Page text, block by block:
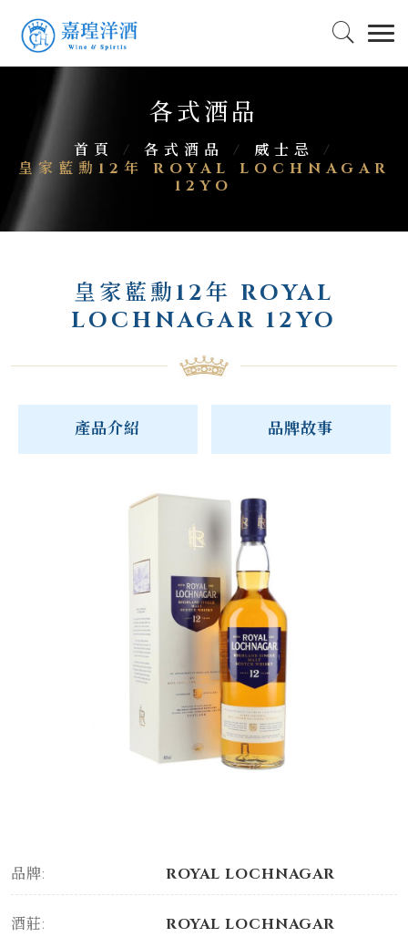
各式酒品
首頁 / 各式酒品 / 威士忌
/
皇家藍勳12年 ROYAL LOCHNAGAR
12YO
皇家藍勳12年 ROYAL
LOCHNAGAR 12YO
產品介紹 品牌故事
品牌: ROYAL LOCHNAGAR
酒莊: ROYAL LOCHNAGAR